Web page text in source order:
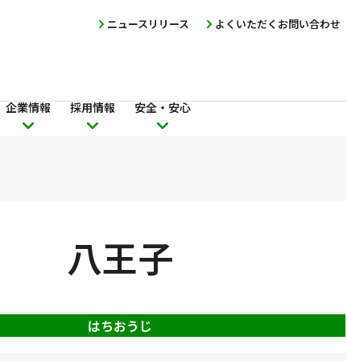
企業情報 採用情報 安全・安心
よくいただくお問い合わせ
ニュースリリース
八王子
はちおうじ